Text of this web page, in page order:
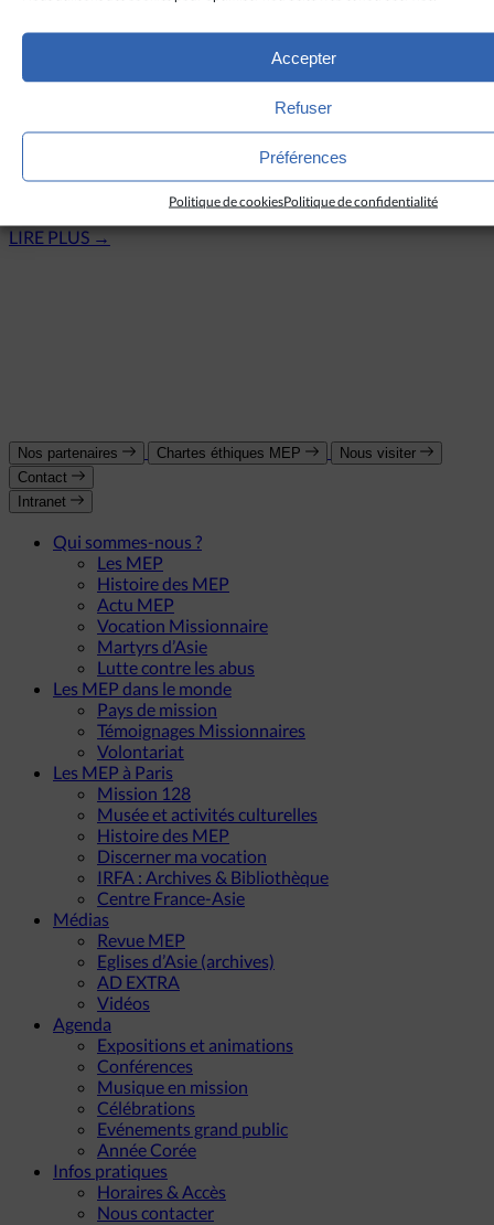
Accepter
Refuser
Préférences
Politique de cookiesPolitique de confidentialité
LIRE PLUS
Les évêques indiens organisent une journée de
prière et de jeûne avant les élections nationales
LIRE PLUS →
Nos partenaires Chartes éthiques MEP
Nous visiter
Contact
Intranet
Qui sommes-nous ?
Les MEP
Histoire des MEP
Actu MEP
Vocation Missionnaire
Martyrs d’Asie
Lutte contre les abus
Les MEP dans le monde
Pays de mission
Témoignages Missionnaires
Volontariat
Les MEP à Paris
Mission 128
Musée et activités culturelles
Histoire des MEP
Discerner ma vocation
IRFA : Archives & Bibliothèque
Centre France-Asie
Médias
Revue MEP
Eglises d’Asie (archives)
AD EXTRA
Vidéos
Agenda
Expositions et animations
Conférences
Musique en mission
Célébrations
Evénements grand public
Année Corée
Infos pratiques
Horaires & Accès
Nous contacter